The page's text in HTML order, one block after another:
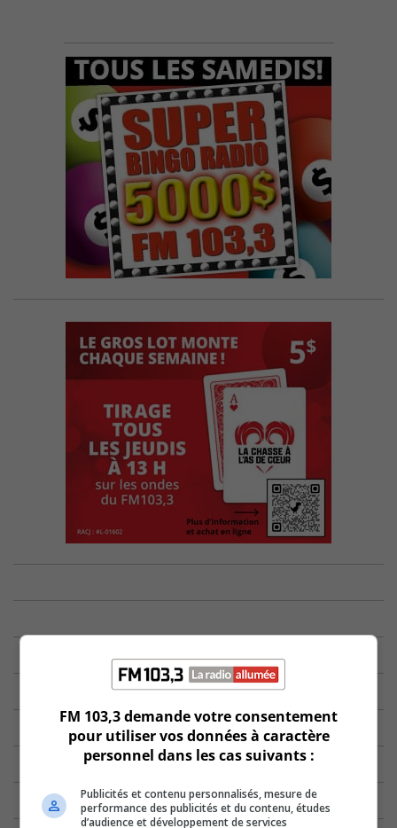
FM 103,3 demande votre consentement
pour utiliser vos données à caractère
personnel dans les cas suivants :
Publicités et contenu personnalisés, mesure de
performance des publicités et du contenu, études
d’audience et développement de services